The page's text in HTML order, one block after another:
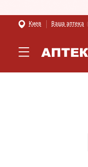
Киев Ваша аптека